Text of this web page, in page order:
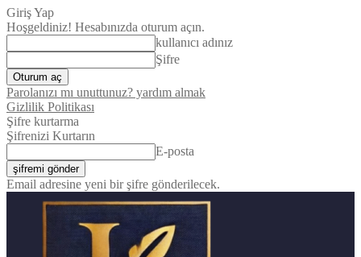
Giriş Yap
Hoşgeldiniz! Hesabınızda oturum açın.
kullanıcı adınız
Şifre
Parolanızı mı unuttunuz? yardım almak
Gizlilik Politikası
Şifre kurtarma
Şifrenizi Kurtarın
E-posta
Email adresine yeni bir şifre gönderilecek.